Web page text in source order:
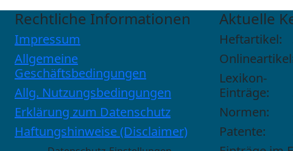
Rechtliche Informationen
Impressum
Allgemeine
Geschäftsbedingungen
Allg. Nutzungsbedingungen
Erklärung zum Datenschutz
Haftungshinweise (Disclaimer)
Aktuelle
Heftartikel:
Lexikon-
Einträge:
Normen:
Patente: